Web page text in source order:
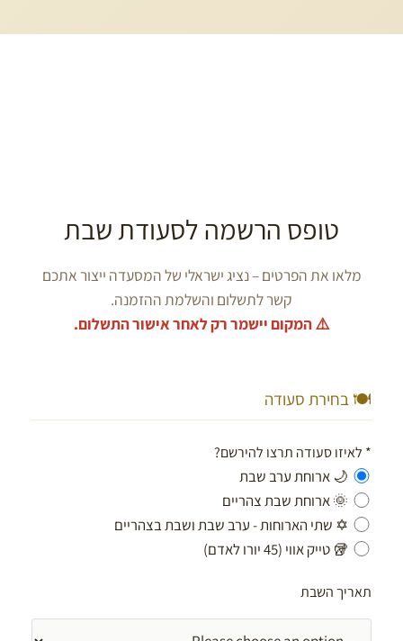
טופס הרשמה לסעודת שבת
מלאו את הפרטים – נציג ישראלי של המסעדה ייצור אתכם
קשר לתשלום והשלמת ההזמנה.
⚠️ המקום יישמר רק לאחר אישור התשלום.
🍽️ בחירת סעודה
* לאיזו סעודה תרצו להירשם?
🌙 ארוחת ערב שבת
🌞 ארוחת שבת צהריים
✡ שתי הארוחות - ערב שבת ושבת בצהריים
🥡 טייק אווי (45 יורו לאדם)
תאריך השבת